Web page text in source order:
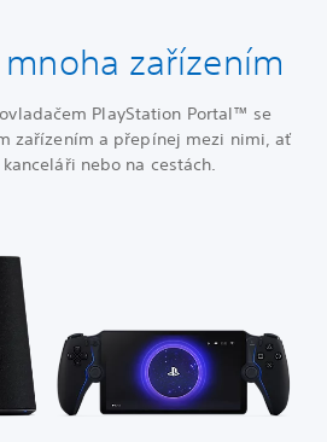
zařízením
PlayStation Portal™ se
zařízením a přepínej mezi nimi, ať
nebo na cestách.